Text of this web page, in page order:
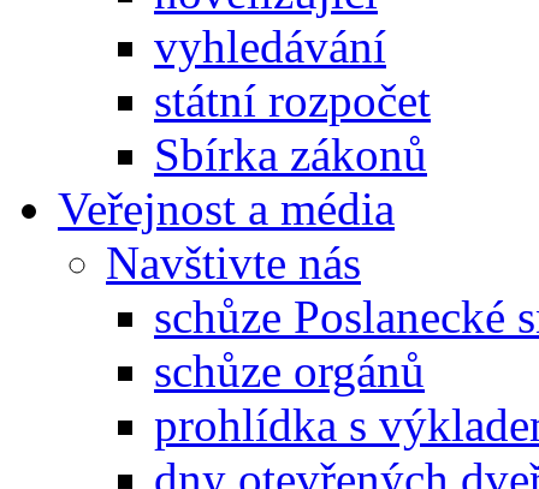
vyhledávání
státní rozpočet
Sbírka zákonů
Veřejnost a média
Navštivte nás
schůze Poslanecké
schůze orgánů
prohlídka s